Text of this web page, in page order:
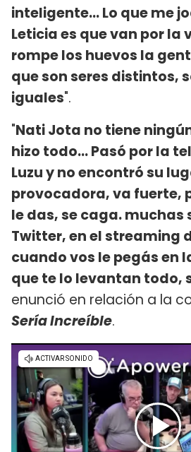
inteligente... Lo que me
Leticia es que van por la
rompe los huevos la
que son seres distintos,
iguales".
"Nati Jota no tiene
hizo todo... Pasó por la
Luzu y no encontró su
provocadora, va fuerte,
le das, se caga. muchas
Twitter, en el streaming
cuando vos le pegás en
que te lo levantan todo,
enunció en relación a la
Sería Increíble.